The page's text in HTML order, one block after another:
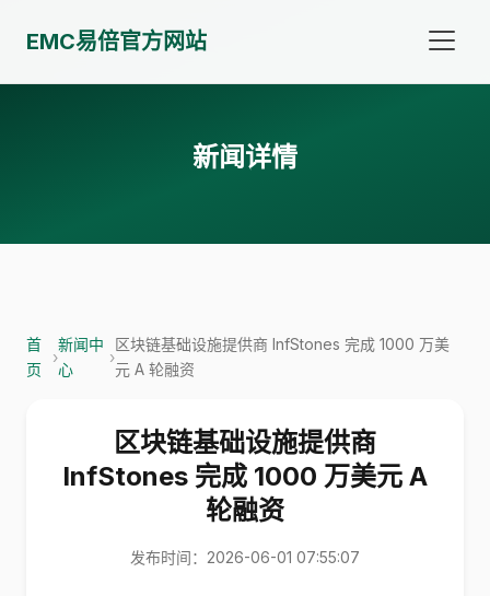
EMC易倍官方网站
新闻详情
首
页
›
新闻中
心
›
区块链基础设施提供商 InfStones 完成 1000 万美
元 A 轮融资
区块链基础设施提供商
InfStones 完成 1000 万美元 A
轮融资
发布时间：2026-06-01 07:55:07